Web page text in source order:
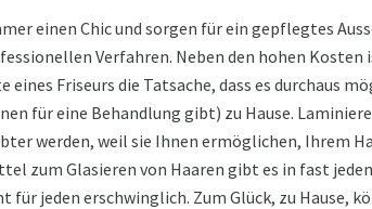
einen Chic und sorgen für ein gepflegtes
Verfahren. Neben den hohen Kosten
Friseurs die Tatsache, dass es durchaus
für eine Behandlung gibt) zu Hause.
werden, weil sie Ihnen ermöglichen, Ihrem
zum Glasieren von Haaren gibt es in fast
jeden erschwinglich. Zum Glück, zu Hause,